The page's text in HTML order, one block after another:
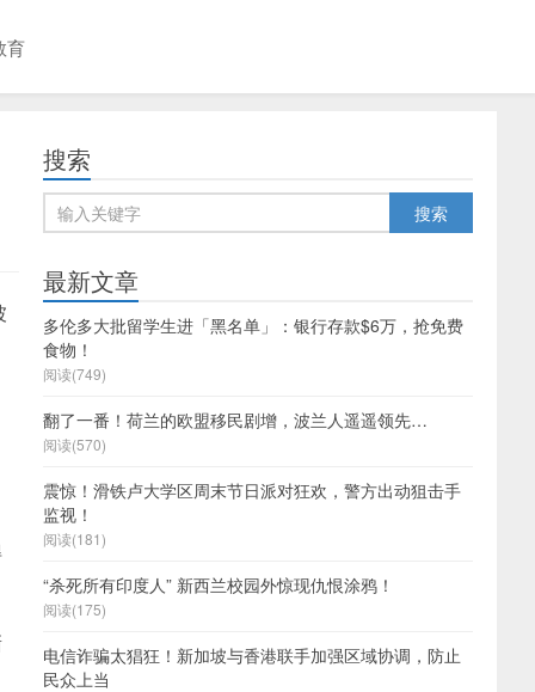
育
搜索
最新文章
多伦多大批留学生进「黑名单」：银行存款$6万，抢免费
食物！
阅读(749)
翻了一番！荷兰的欧盟移民剧增，波兰人遥遥领先…
阅读(570)
震惊！滑铁卢大学区周末节日派对狂欢，警方出动狙击手
监视！
阅读(181)
“杀死所有印度人” 新西兰校园外惊现仇恨涂鸦！
阅读(175)
电信诈骗太猖狂！新加坡与香港联手加强区域协调，防止
民众上当